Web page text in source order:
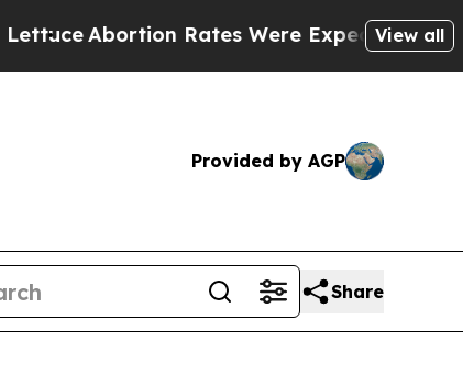
Abortion Rates Were Expected to Tank
View all
Provided by AGP
Share